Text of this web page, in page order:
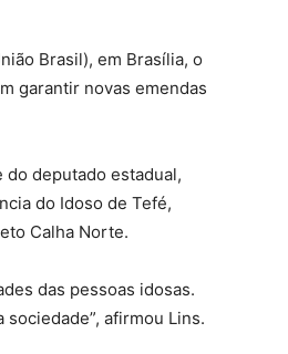
Brasil), em Brasília, o
garantir novas emendas
do deputado estadual,
do Idoso de Tefé,
Calha Norte.
das pessoas idosas.
afirmou Lins.